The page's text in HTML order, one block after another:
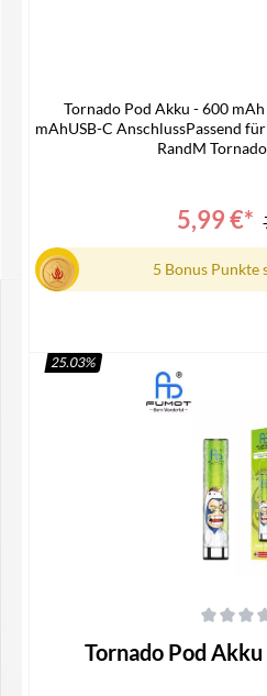
Tornado Pod Akku - 600
mAhUSB-C AnschlussPassend
RandM
5,99 €*
5 Bonus Punkte
In den
25.03%
Tornado Pod